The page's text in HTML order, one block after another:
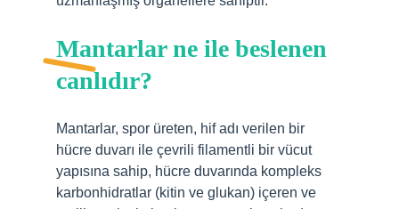
Mantarlar ne ile beslenen
canlıdır?
Mantarlar, spor üreten, hif adı verilen bir
hücre duvarı ile çevrili filamentli bir vücut
yapısına sahip, hücre duvarında kompleks
karbonhidratlar (kitin ve glukan) içeren ve